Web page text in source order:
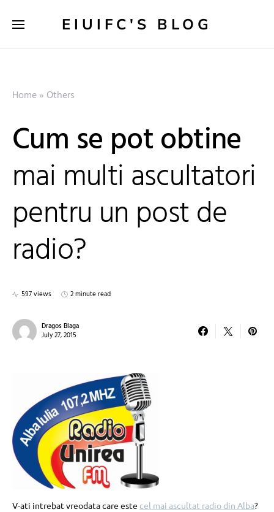
EIUIFC'S BLOG
Home» Others
Cum se pot obtine
mai multi ascultatori
pentru un post de
radio?
597 views 2 minute read
Dragos Blaga
July 27, 2015
V-ati intrebat vreodata care este cel mai ascultat radio din Alba?